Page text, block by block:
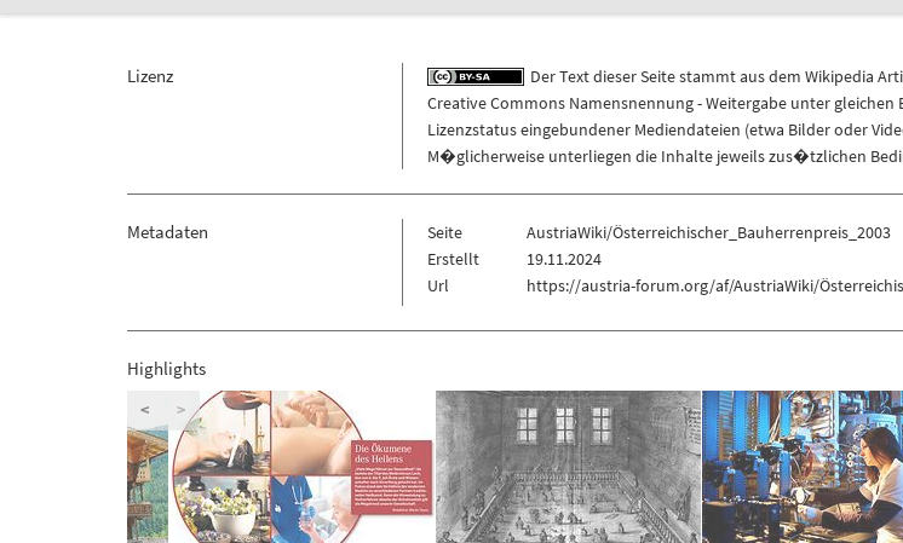
Lizenz Der Text dieser Seite stammt aus dem Wikipedia
Creative Commons Namensnennung - Weitergabe unter gleichen
Lizenzstatus eingebundener Mediendateien (etwa Bilder oder
M�glicherweise unterliegen die Inhalte jeweils zus�tzlichen
Metadaten Seite
AustriaWiki/Österreichischer_Bauherrenpreis_2003
Erstellt
19.11.2024
Url
https://austria-forum.org/af/AustriaWiki/
Highlights
< >